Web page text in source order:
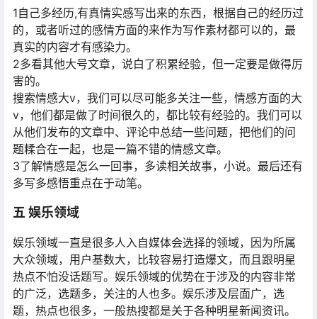
1自己多经历,有真情实感写出来的东西，根据自己的经历过
的，或者听过的感情方面的来作为写作素材都可以的，最
真实的内容才有感染力。
2多看其他大号文章，说白了积累经验，但一定要是做得厉
害的。
搜索情感大v，我们可以尽可能多关注一些，情感方面的大
v，他们都是做了时间很久的，都比较有经验的。我们可以
从他们发布的文章中、评论中总结一些问题，把他们的问
题糅合在一起，也是一篇不错的情感文章。
3了解情感是怎么一回事，多读相关故事，小说。最后还有
多写多感悟重点在于动笔。
五 娱乐领域
娱乐领域一直是很多人入自媒体会选择的领域，因为所属
大众领域，用户基数大，比较容易打造爆文，而且跟明星
热点不怕没话题写。娱乐领域的优势在于涉及的内容非常
的广泛，选题多，关注的人也多。娱乐涉及层面广，选
题，热点也很多，一般热搜都是关于各种明星新闻资讯。